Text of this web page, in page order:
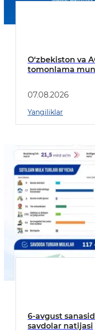
O‘zbekiston va
tomonlama
07.08.2026
Yangiliklar
6-avgust
savdolar natijasi